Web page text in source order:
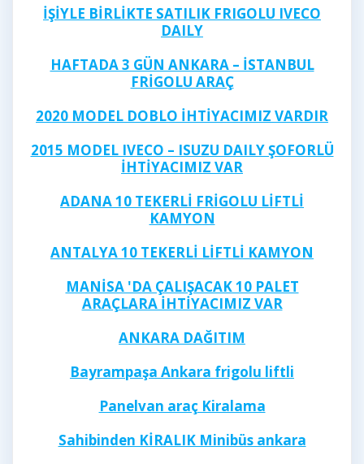
İŞİYLE BİRLİKTE SATILIK FRIGOLU IVECO
DAILY
HAFTADA 3 GÜN ANKARA – İSTANBUL
FRİGOLU ARAÇ
2020 MODEL DOBLO İHTİYACIMIZ VARDIR
2015 MODEL IVECO – ISUZU DAILY ŞOFORLÜ
İHTİYACIMIZ VAR
ADANA 10 TEKERLİ FRİGOLU LİFTLİ
KAMYON
ANTALYA 10 TEKERLİ LİFTLİ KAMYON
MANİSA 'DA ÇALIŞACAK 10 PALET
ARAÇLARA İHTİYACIMIZ VAR
ANKARA DAĞITIM
Bayrampaşa Ankara frigolu liftli
Panelvan araç Kiralama
Sahibinden KİRALIK Minibüs ankara